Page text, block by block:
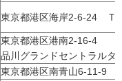
東京都港区海岸2-6-24 Ｔ
東京都港区港南2-16-4
品川グランドセントラルタ
東京都港区南青山6-11-9